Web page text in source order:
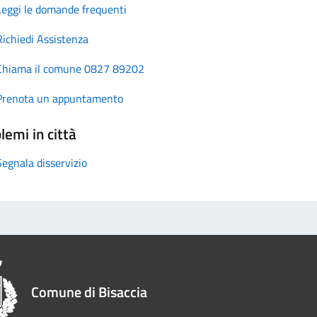
le domande frequenti
Assistenza
il comune 0827 89202
un appuntamento
in città
disservizio
Comune di Bisaccia